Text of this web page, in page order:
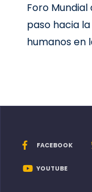
Foro Mundial
paso hacia
humanos en
FACEBOOK
YOUTUBE